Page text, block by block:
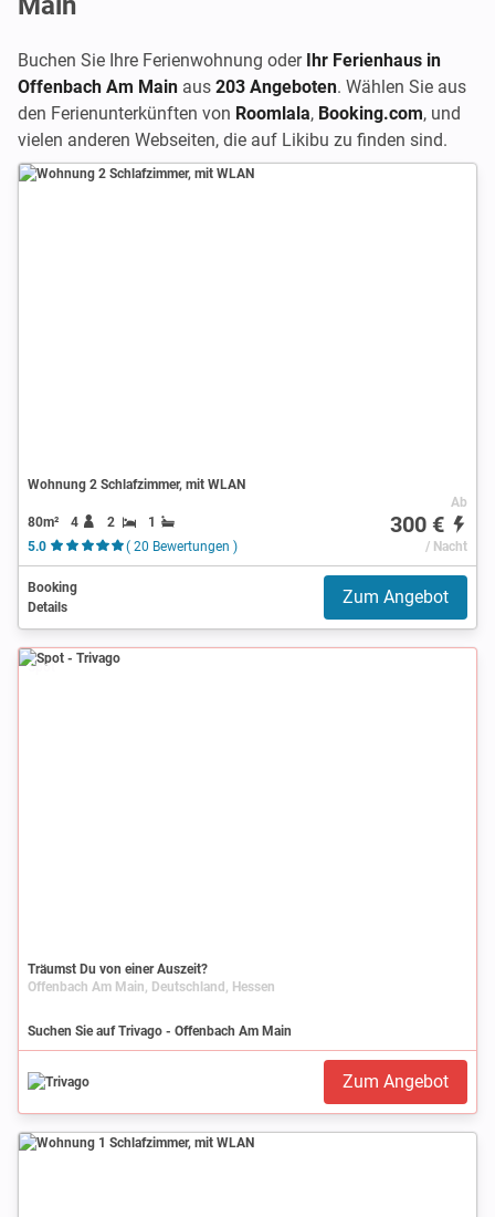
Buchen Sie Ihre Ferienwohnung oder Ihr Ferienhaus in
Offenbach Am Main aus 203 Angeboten. Wählen Sie aus
den Ferienunterkünften von Roomlala, Booking.com, und
vielen anderen Webseiten, die auf Likibu zu finden sind.
Wohnung 2 Schlafzimmer, mit WLAN
80m² 4 2
1
5.0
( 20 Bewertungen )
Ab
300 €
/ Nacht
Booking
Details
Zum Angebot
Spot
Träumst Du von einer Auszeit?
Offenbach Am Main, Deutschland, Hessen
Suchen Sie auf Trivago - Offenbach Am Main
Zum Angebot